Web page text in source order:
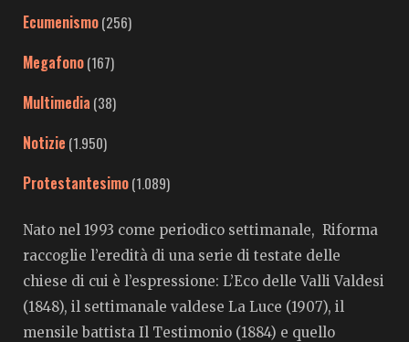
Ecumenismo(256)
Megafono(167)
Multimedia (38)
Notizie (1.950)
Protestantesimo(1.089)
Nato nel 1993 come periodico settimanale, Riforma
raccoglie l’eredità di una serie di testate delle
chiese di cui è l’espressione: L’Eco delle Valli Valdesi
(1848), il settimanale valdese La Luce (1907), il
mensile battista Il Testimonio (1884) e quello